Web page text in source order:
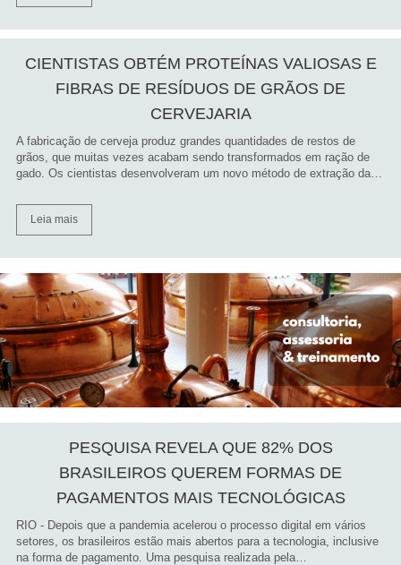
CIENTISTAS OBTÉM PROTEÍNAS VALIOSAS E
FIBRAS DE RESÍDUOS DE GRÃOS DE
CERVEJARIA
A fabricação de cerveja produz grandes quantidades de restos de
grãos, que muitas vezes acabam sendo transformados em ração de
gado. Os cientistas desenvolveram um novo método de extração da…
Leia mais
PESQUISA REVELA QUE 82% DOS
BRASILEIROS QUEREM FORMAS DE
PAGAMENTOS MAIS TECNOLÓGICAS
RIO - Depois que a pandemia acelerou o processo digital em vários
setores, os brasileiros estão mais abertos para a tecnologia, inclusive
na forma de pagamento. Uma pesquisa realizada pela…